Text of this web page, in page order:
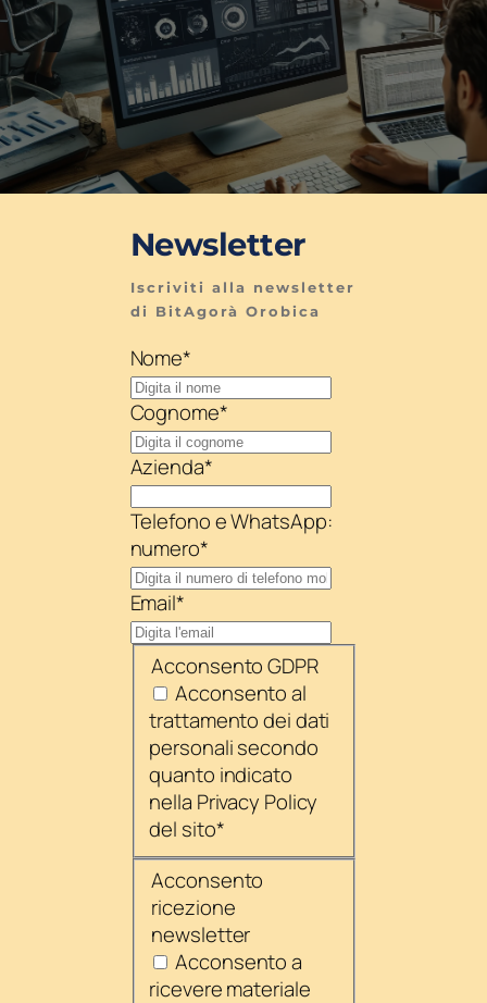
Newsletter
Iscriviti alla newsletter
di BitAgorà Orobica
Nome*
Cognome*
Azienda*
Telefono e WhatsApp:
numero*
Email*
Acconsento GDPR
Acconsento al
trattamento dei dati
personali secondo
quanto indicato
nella Privacy Policy
del sito*
Acconsento
ricezione
newsletter
Acconsento a
ricevere materiale